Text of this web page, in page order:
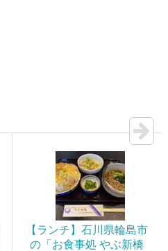
【ランチ】石川県輪島市
の「お食事処 やぶ新橋